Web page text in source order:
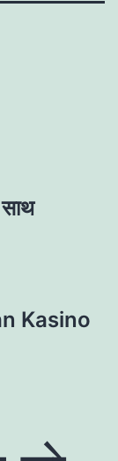
Kasino